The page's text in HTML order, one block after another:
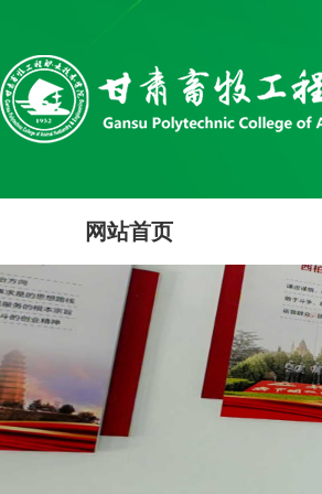
网站首页